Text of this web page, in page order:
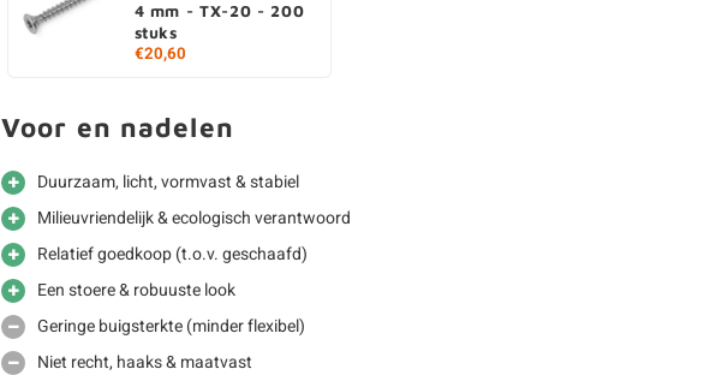
4 mm - TX-20 - 200
stuks
€20,60
Voor en nadelen
Duurzaam, licht, vormvast & stabiel
Milieuvriendelijk & ecologisch verantwoord
Relatief goedkoop (t.o.v. geschaafd)
Een stoere & robuuste look
Geringe buigsterkte (minder flexibel)
Niet recht, haaks & maatvast